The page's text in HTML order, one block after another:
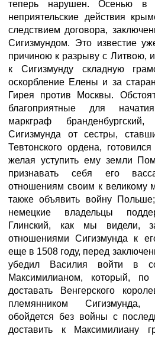
теперь нарушен. Осенью в
неприятельские действия
следствием договора,
Сигизмундом. Это известие
причиною к разрыву с Литвою,
к Сигизмунду складную
оскорбление Елены и за
Гирея против Москвы.
благоприятные для
маркграф
Сигизмунда от сестры,
Тевтонского ордена,
желая уступить ему земли
признавать себя его
отношениям своим к великому
также объявить войну
немецкие владельцы
Глинский, как мы видели,
отношениями Сигизмунда к
еще в 1508 году, перед
убедил Василия войти в
Максимилианом, который,
доставать Венгерского
племянником Сигизмунда,
обойдется без войны с
доставить к Максимилиану